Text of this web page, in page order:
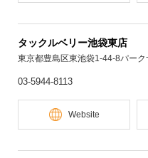
タックルベリー池袋東店
東京都豊島区東池袋1-44-8パー
03-5944-8113
Website